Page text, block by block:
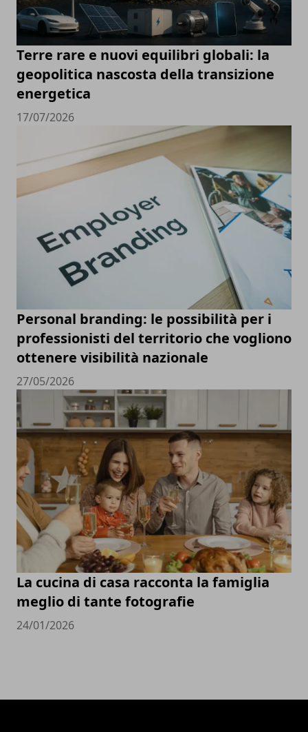
Terre rare e nuovi equilibri globali: la
geopolitica nascosta della transizione
energetica
17/07/2026
Personal branding: le possibilità per i
professionisti del territorio che vogliono
ottenere visibilità nazionale
27/05/2026
La cucina di casa racconta la famiglia
meglio di tante fotografie
24/01/2026